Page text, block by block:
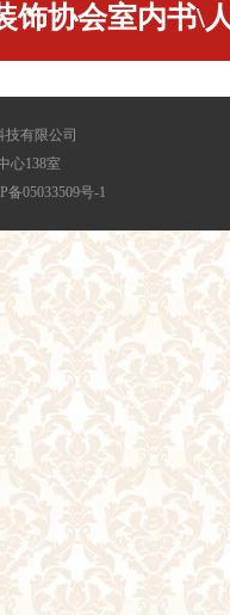
饰协会室内书\
技有限公司
心138室
备05033509号-1